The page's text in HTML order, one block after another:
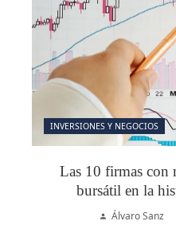
INVERSIONES Y NEGOCIOS
Las 10 firmas con
bursátil en la
Álvaro Sanz